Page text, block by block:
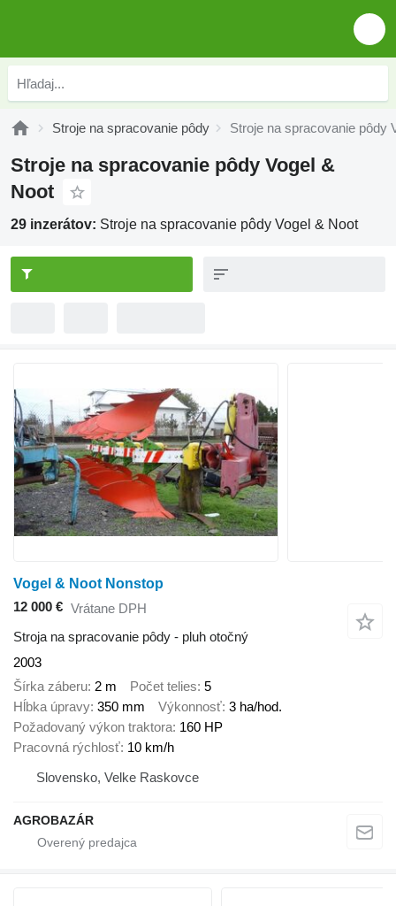
Stroje na spracovanie pôdy Stroje na spracovanie pôdy
Stroje na spracovanie pôdy Vogel &
Noot
29 inzerátov: Stroje na spracovanie pôdy Vogel & Noot
Vogel & Noot Nonstop
12 000 € Vrátane DPH
Stroja na spracovanie pôdy - pluh otočný
2003
Šírka záberu 2 m Počet telies 5
Hĺbka úpravy 350 mm Výkonnosť 3 ha/hod.
Požadovaný výkon traktora 160 HP
Pracovná rýchlosť 10 km/h
Slovensko, Velke Raskovce
AGROBAZÁR